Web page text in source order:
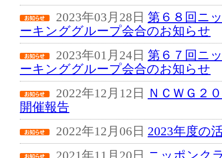
2023年03月28日 第６８回ニ
ーキンググループ会合のお知らせ
2023年01月24日 第６７回ニ
ーキンググループ会合のお知らせ
2022年12月12日
ＮＣＷＧ２
開催報告
2022年12月06日 2023年度の
2021年11月20日 ニッポンク